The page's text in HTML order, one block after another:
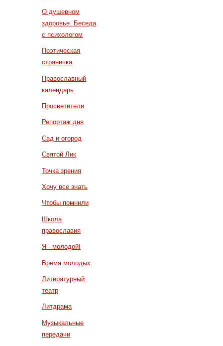
О душевном
здоровье. Беседа
с психологом
Поэтическая
страничка
Православный
календарь
Просветители
Репортаж дня
Сад и огород
Святой Лик
Точка зрения
Хочу все знать
Чтобы помнили
Школа
православия
Я - молодой!
Время молодых
Литературный
театр
Литдрама
Музыкальные
передачи